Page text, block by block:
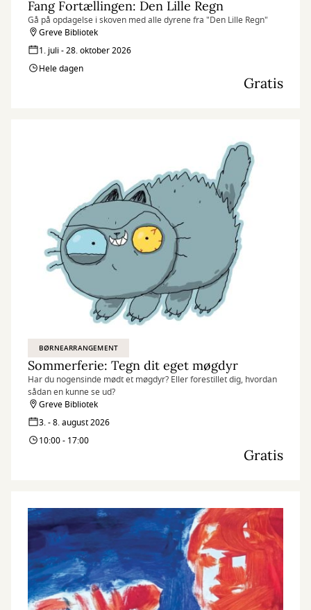
Fang Fortællingen: Den Lille Regn
Gå på opdagelse i skoven med alle dyrene fra "Den Lille Regn"
Greve Bibliotek
1. juli - 28. oktober 2026
Hele dagen
Gratis
BØRNEARRANGEMENT
Sommerferie: Tegn dit eget møgdyr
Har du nogensinde mødt et møgdyr? Eller forestillet dig, hvordan
sådan en kunne se ud?
Greve Bibliotek
3. - 8. august 2026
10:00 - 17:00
Gratis